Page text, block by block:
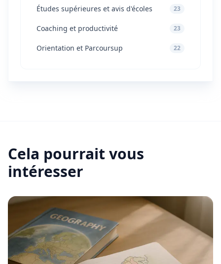
Études supérieures et avis d'écoles 23
Coaching et productivité 23
Orientation et Parcoursup 22
Cela pourrait vous
intéresser